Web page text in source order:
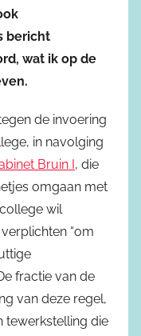
bericht
wat ik op de
de invoering
in navolging
Bruin I, die
omgaan met
wil
“om
fractie van de
van deze regel,
tewerkstelling die